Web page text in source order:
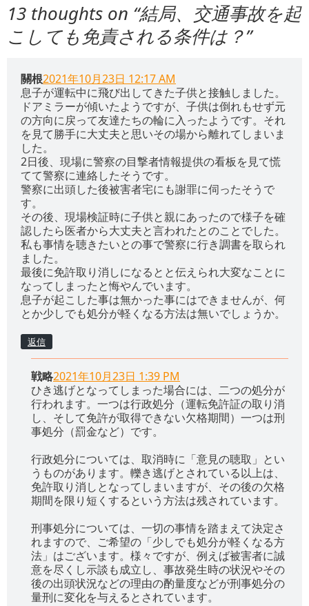
13 thoughts on “結局、交通事故を起
こしても免責される条件は？”
關根2021年10月23日 12:17 AM
息子が運転中に飛び出してきた子供と接触しました。
ドアミラーが傾いたようですが、子供は倒れもせず元
の方向に戻って友達たちの輪に入ったようです。それ
を見て勝手に大丈夫と思いその場から離れてしまいま
した。
2日後、現場に警察の目撃者情報提供の看板を見て慌
てて警察に連絡したそうです。
警察に出頭した後被害者宅にも謝罪に伺ったそうで
す。
その後、現場検証時に子供と親にあったので様子を確
認したら医者から大丈夫と言われたとのことでした。
私も事情を聴きたいとの事で警察に行き調書を取られ
ました。
最後に免許取り消しになるとと伝えられ大変なことに
なってしまったと悔やんでいます。
息子が起こした事は無かった事にはできませんが、何
とか少しでも処分が軽くなる方法は無いでしょうか。
返信
戦略2021年10月23日 1:39 PM
ひき逃げとなってしまった場合には、二つの処分が
行われます。一つは行政処分（運転免許証の取り消
し、そして免許が取得できない欠格期間）一つは刑
事処分（罰金など）です。
行政処分については、取消時に「意見の聴取」とい
うものがあります。轢き逃げとされている以上は、
免許取り消しとなってしまいますが、その後の欠格
期間を限り短くするという方法は残されています。
刑事処分については、一切の事情を踏まえて決定さ
れますので、ご希望の「少しでも処分が軽くなる方
法」はございます。様々ですが、例えば被害者に誠
意を尽くし示談も成立し、事故発生時の状況やその
後の出頭状況などの理由の酌量度などが刑事処分の
量刑に変化を与えるとされています。